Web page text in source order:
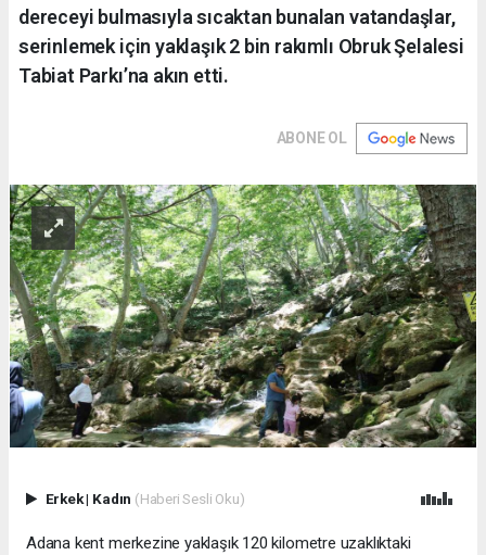
dereceyi bulmasıyla sıcaktan bunalan vatandaşlar,
serinlemek için yaklaşık 2 bin rakımlı Obruk Şelalesi
Tabiat Parkı’na akın etti.
ABONE OL
Erkek| Kadın (Haberi Sesli Oku)
Adana kent merkezine yaklaşık 120 kilometre uzaklıktaki